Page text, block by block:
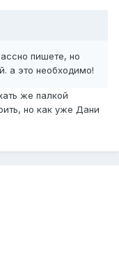
пишете, но
а это необходимо!
же палкой
но как уже Дани